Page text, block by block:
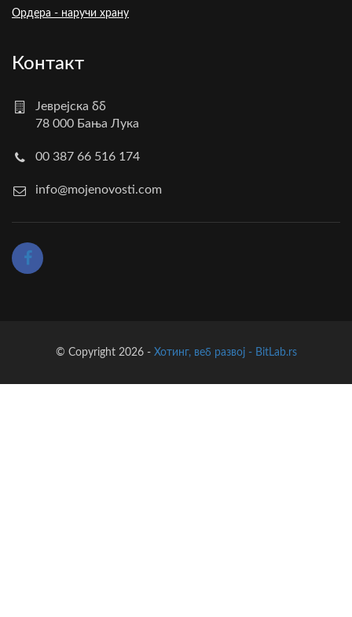
Ордера - наручи храну
Контакт
Јеврејска бб
78 000 Бања Лука
00 387 66 516 174
info@mojenovosti.com
© Copyright 2026 - Хотинг, веб развој - BitLab.rs